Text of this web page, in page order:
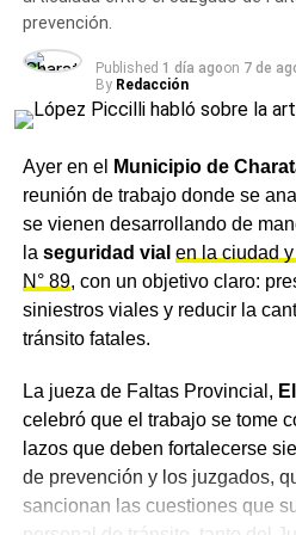
prevención.
Published 1 día agoon 7 de
By Redacción
Ayer en el Municipio de
reunión de trabajo donde se
se vienen desarrollando de
la seguridad vial en la ciudad
N° 89, con un objetivo claro:
siniestros viales y reducir la
tránsito fatales.
La jueza de Faltas Provincial,
celebró que el trabajo se tome
lazos que deben fortalecerse
de prevención y los juzgados,
sancionan las cuestiones que